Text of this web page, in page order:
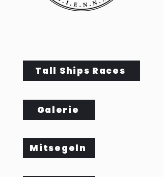
Tall Ships Races
Galerie
Mitsegeln